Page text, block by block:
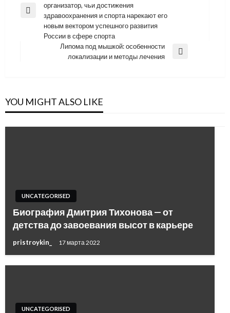
записям
Previous
организатор, чьи достижения
здравоохранения и спорта нарекают его
новым вектором успешного развития
России в сфере спорта
Липома под мышкой: особенности
локализации и методы лечения
YOU MIGHT ALSO LIKE
UNCATEGORISED
Биография Дмитрия Тихонова — от
детства до завоевания высот в карьере
pristroykin_ 17 марта 2022
UNCATEGORISED